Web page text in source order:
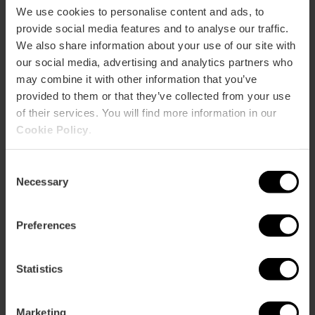
We use cookies to personalise content and ads, to
provide social media features and to analyse our traffic.
We also share information about your use of our site with
our social media, advertising and analytics partners who
may combine it with other information that you’ve
provided to them or that they’ve collected from your use
of their services. You will find more information in our
Cookie Policy
Selection
Necessary
Preferences
Statistics
Marketing
Graal
in
Valencia
tentoonstelling in het…
de
Graal
van
Valencia
in
een
unieke
tentoonstelling
het…
De tentoonstelling van
Anselm Kiefer komt naar
Valencia
De
tentoonstelling
van
Anselm
Kiefer
Valencia
Tentoonstelling "Rome in
Tentoonstelling
in
Valencia
Rondleiding door het Ciutat
Rondleiding
Ciutat
Begeleide motorroutes om
Begeleide